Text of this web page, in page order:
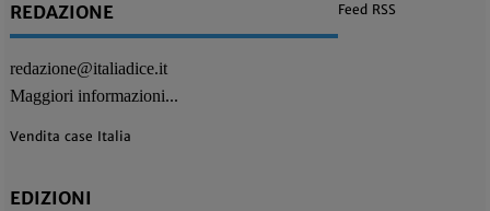
REDAZIONE
redazione@italiadice.it
Maggiori informazioni...
Vendita case Italia
EDIZIONI
Feed RSS